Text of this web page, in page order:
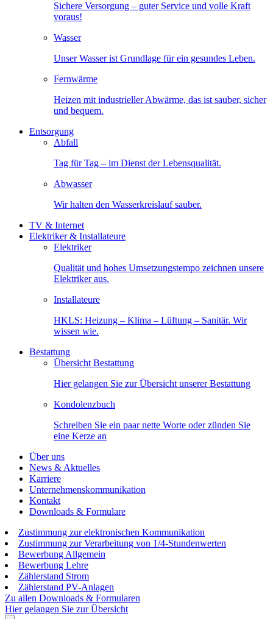
Sichere Versorgung – guter Service und volle Kraft
voraus!
Wasser
Unser Wasser ist Grundlage für ein gesundes Leben.
Fernwärme
Heizen mit industrieller Abwärme, das ist sauber, sicher
und bequem.
Entsorgung
Abfall
Tag für Tag – im Dienst der Lebensqualität.
Abwasser
Wir halten den Wasserkreislauf sauber.
TV & Internet
Elektriker & Installateure
Elektriker
Qualität und hohes Umsetzungstempo zeichnen unsere
Elektriker aus.
Installateure
HKLS: Heizung – Klima – Lüftung – Sanitär. Wir
wissen wie.
Bestattung
Übersicht Bestattung
Hier gelangen Sie zur Übersicht unserer Bestattung
Kondolenzbuch
Schreiben Sie ein paar nette Worte oder zünden Sie
eine Kerze an
Über uns
News & Aktuelles
Karriere
Unternehmenskommunikation
Kontakt
Downloads & Formulare
Zustimmung zur elektronischen Kommunikation
Zustimmung zur Verarbeitung von 1/4-Stundenwerten
Bewerbung Allgemein
Bewerbung Lehre
Zählerstand Strom
Zählerstand PV-Anlagen
Zu allen Downloads & Formularen
Hier gelangen Sie zur Übersicht